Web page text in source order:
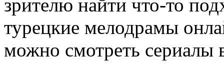
зрителю найти что-то
турецкие мелодрамы
можно смотреть